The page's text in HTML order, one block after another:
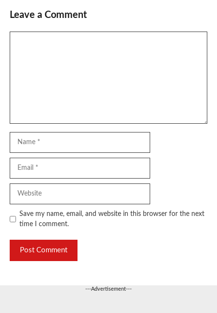
Leave a Comment
Save my name, email, and website in this browser for the next
time I comment.
---Advertisement---